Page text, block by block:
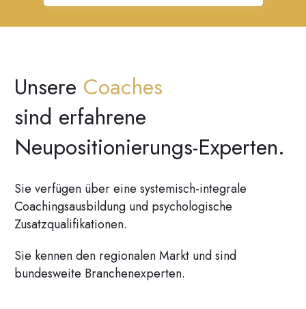
Unsere Coaches
sind erfahrene
Neupositionierungs-Experten.
Sie verfügen über eine systemisch-integrale
Coachingsausbildung und psychologische
Zusatzqualifikationen.
Sie kennen den regionalen Markt und sind
bundesweite Branchenexperten.